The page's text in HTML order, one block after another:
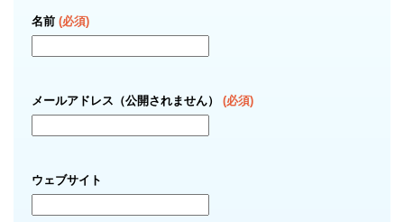
名前 (必須)
メールアドレス（公開されません） (必須)
ウェブサイト